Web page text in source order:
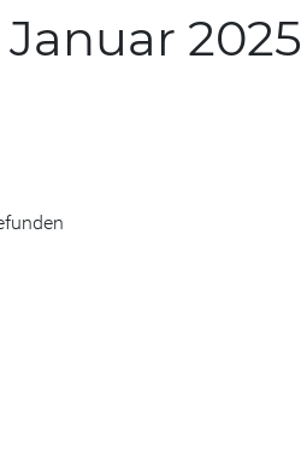
2025